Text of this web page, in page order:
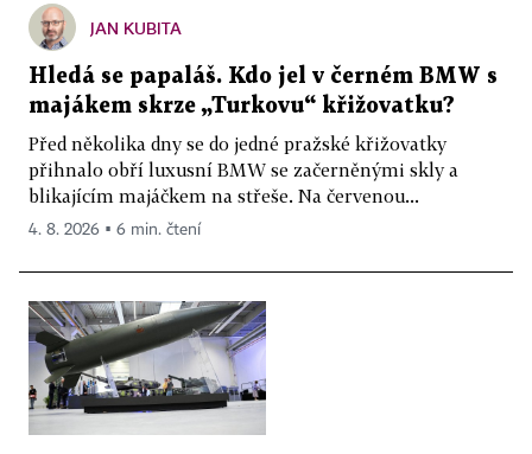
JAN KUBITA
Hledá se papaláš. Kdo jel v černém BMW s
majákem skrze „Turkovu“ křižovatku?
Před několika dny se do jedné pražské křižovatky
přihnalo obří luxusní BMW se začerněnými skly a
blikajícím majáčkem na střeše. Na červenou...
4. 8. 2026 ▪ 6 min. čtení